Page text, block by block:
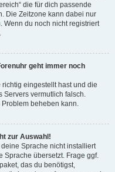
die für dich passende
Die Zeitzone kann dabei nur
Wenn du noch nicht registriert
geht immer noch
eingestellt hast und die
Servers vermutlich falsch.
Problem beheben kann.
zur Auswahl!
Sprache nicht installiert
Sprache übersetzt. Frage ggf.
das du benötigst,